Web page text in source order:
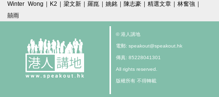
Winter Wong | K2 | 梁文新 | 羅崑 | 姚銘 | 陳志豪 | 精選文章 | 林奮強 |
囍雨
© 港人講地
電郵: speakout@speakout.hk
傳真: 85228041301
All rights reserved.
版權所有 不得轉載